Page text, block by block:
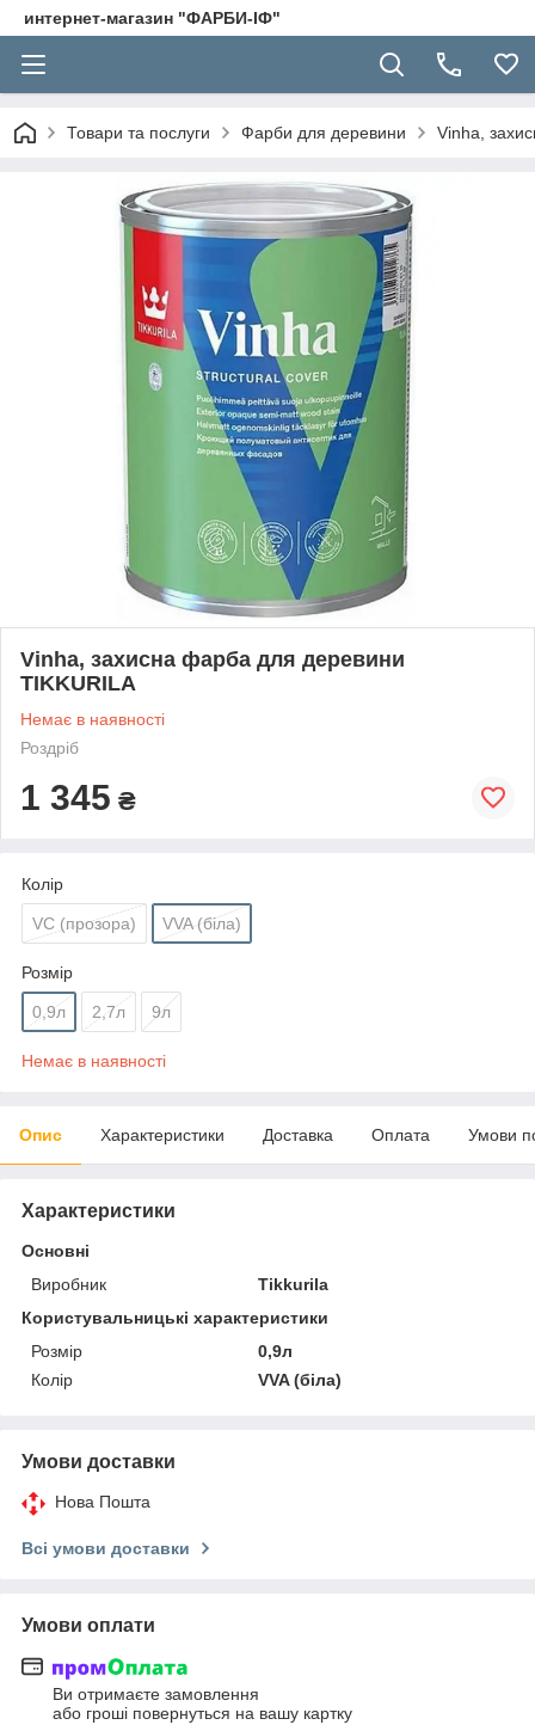
интернет-магазин "ФАРБИ-ІФ"
Товари та послуги Фарби для деревини Vinha,
Vinha, захисна фарба для деревини
TIKKURILA
Немає в наявності
Роздріб
1 345 ₴
Колір
VC (прозора) VVA (біла)
Розмір
0,9л 2,7л 9л
Немає в наявності
Опис Характеристики Доставка Оплата Умови
Характеристики
Основні
Виробник
Tikkurila
Користувальницькі характеристики
Розмір
0,9л
Колір
VVA (біла)
Умови доставки
Нова Пошта
Всі умови доставки
Умови оплати
Ви отримаєте замовлення
або гроші повернуться на вашу картку